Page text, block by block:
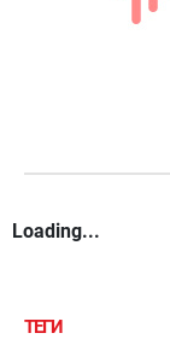
Loading...
ТЕГИ